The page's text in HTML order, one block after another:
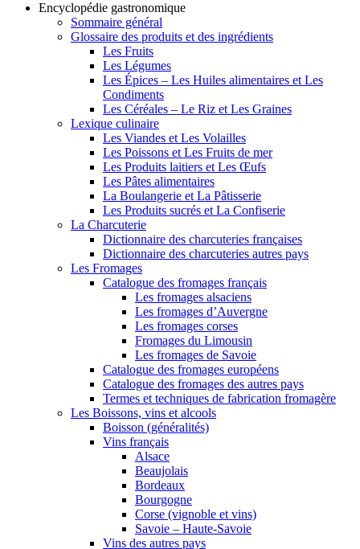
Encyclopédie gastronomique
Sommaire général
Glossaire des produits et des ingrédients
Les Fruits
Les Légumes
Les Épices – Les Huiles alimentaires et Les
Condiments
Les Céréales – Le Riz et Les Graines
Lexique culinaire
Les Viandes et Les Volailles
Les Poissons et Les Fruits de mer
Les Produits laitiers et Les Œufs
Les Pâtes alimentaires
La Boulangerie et La Pâtisserie
Les Produits sucrés et La Confiserie
La Charcuterie
Dictionnaire des charcuteries françaises
Dictionnaire des charcuteries autres pays
Les Fromages
Catalogue des fromages français
Les fromages alsaciens
Les fromages d’Auvergne
Les fromages corses
Fromages du Limousin
Les fromages de Savoie
Catalogue des fromages européens
Catalogue des fromages des autres pays
Termes et techniques de fabrication fromagère
Les Boissons, vins et alcools
Boisson (généralités)
Vins français
Alsace
Beaujolais
Bordeaux
Bourgogne
Corse (vignoble et vins)
Savoie – Haute-Savoie
Vins des autres pays